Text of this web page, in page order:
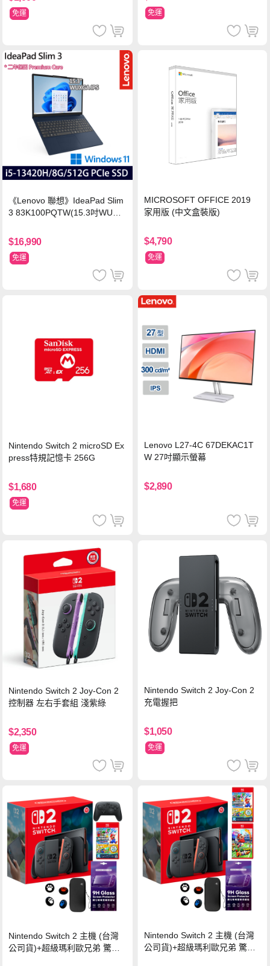
免運 免運
《Lenovo 聯想》IdeaPad Slim
3 83K100PQTW(15.3吋WUXG
n11/二年保)
$16,990
免運
MICROSOFT OFFICE 2019
家用版 (中文盒裝版)
$4,790
免運
Nintendo Switch 2 microSD Ex
press特規記憶卡 256G
$1,680
免運
Lenovo L27-4C 67DEKAC1T
W 27吋顯示螢幕
$2,890
Nintendo Switch 2 Joy-Con 2
控制器 左右手套組 淺紫綠
$2,350
免運
Nintendo Switch 2 Joy-Con 2
充電握把
$1,050
免運
Nintendo Switch 2 主機 (台灣
公司貨)+超級瑪利歐兄弟 驚奇
Nintendo Switch 2 主機 (台灣
公司貨)+超級瑪利歐兄弟 驚奇